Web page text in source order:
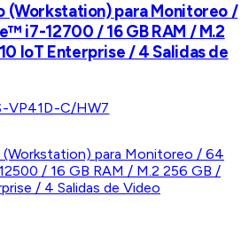
(Workstation) para Monitoreo /
i7-12700 / 16 GB RAM / M.2
IoT Enterprise / 4 Salidas de
VP41D-C/HW7